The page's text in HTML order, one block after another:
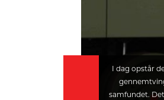
I dag opstår
samfundet.